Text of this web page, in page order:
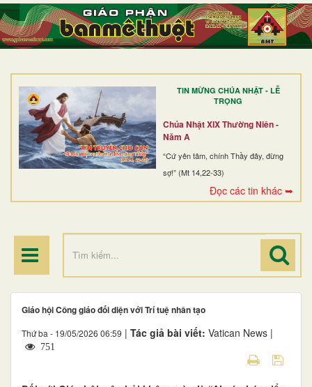
TIN MỪNG CHÚA NHẬT - LỄ
TRỌNG
Chúa Nhật XIX Thường Niên -
Năm A
“Cứ yên tâm, chính Thầy đây, đừng
sợ!” (Mt 14,22-33)
Đọc các tin khác ➥
TRANG NHẤT
GIỚI THIỆU
DÒNG TU
BAN MỤC VỤ
ĐOÀN THỂ CG
ĐIỂM HÀNH HƯƠNG
Giáo hội Công giáo đối diện với Trí tuệ nhân tạo
Thứ ba - 19/05/2026 06:59 | Tác giả bài viết: Vatican News |
751